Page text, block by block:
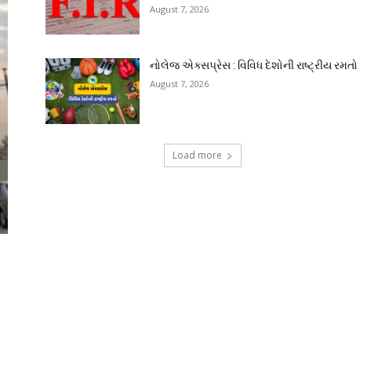
August 7, 2026
નોલેજ એક્સપ્રેસ : વિવિધ દેશોની રાષ્ટ્રીય રમતો
August 7, 2026
Load more